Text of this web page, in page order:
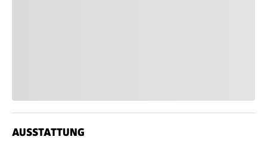
AUSSTATTUNG